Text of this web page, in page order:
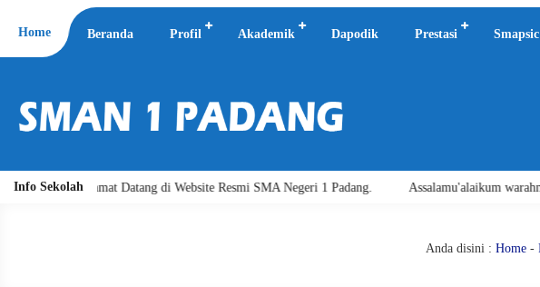
Home Beranda Profil Akademik Dapodik Prestasi Smapsic
Info Sekolah
Selamat Datang di Website Resmi SMA Negeri 1 Padang. Assalamu'alaikum warahmatullahi
Anda disini : Home -